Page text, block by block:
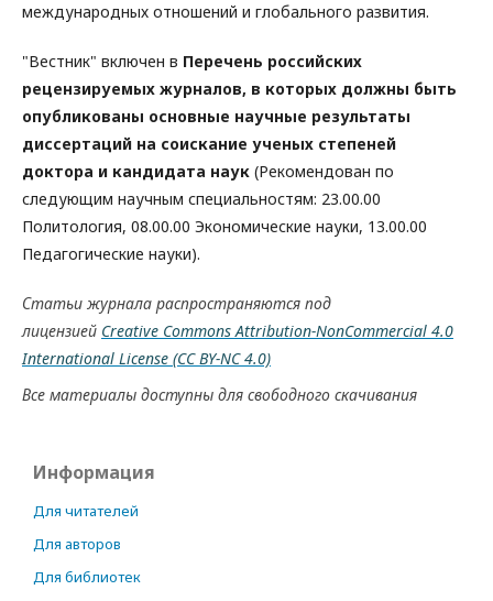
международных отношений и глобального развития.
"Вестник" включен в Перечень российских
рецензируемых журналов, в которых должны быть
опубликованы основные научные результаты
диссертаций на соискание ученых степеней
доктора и кандидата наук (Рекомендован по
следующим научным специальностям: 23.00.00
Политология, 08.00.00 Экономические науки, 13.00.00
Педагогические науки).
Статьи журнала распространяются под
лицензией Creative Commons Attribution-NonCommercial 4.0
International License (CC BY-NC 4.0)
Все материалы доступны для свободного скачивания
Информация
Для читателей
Для авторов
Для библиотек